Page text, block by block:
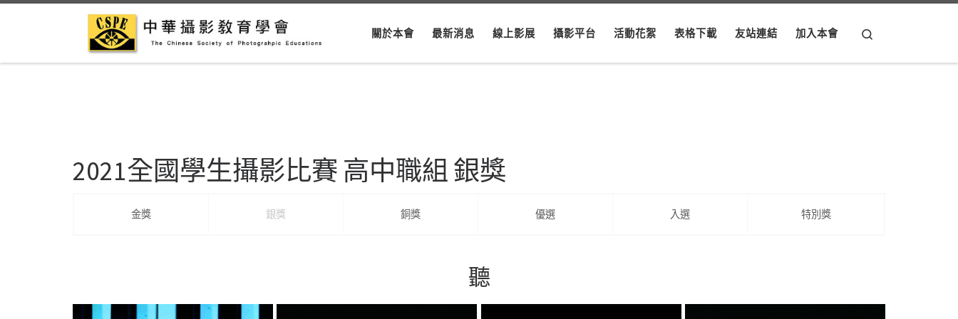
關於本會 最新消息 線上影展 攝影平台 活動花絮 表格下載 友站連結 加入本會
2021全國學生攝影比賽 高中職組 銀獎
金獎 銀獎 銅獎 優選 入選 特別獎
聽